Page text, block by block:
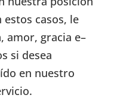
casos, le
amor, gracia e–
si desea
en nuestro